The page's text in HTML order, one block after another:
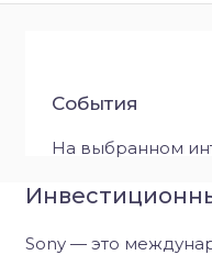
События
На выбранном
Sony — это